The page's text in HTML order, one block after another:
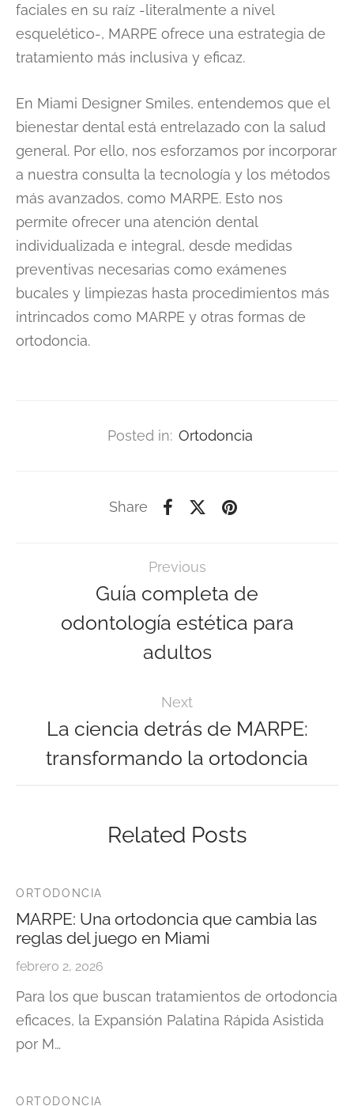
faciales en su raíz -literalmente a nivel
esquelético-, MARPE ofrece una estrategia de
tratamiento más inclusiva y eficaz.
En Miami Designer Smiles, entendemos que el
bienestar dental está entrelazado con la salud
general. Por ello, nos esforzamos por incorporar
a nuestra consulta la tecnología y los métodos
más avanzados, como MARPE. Esto nos
permite ofrecer una atención dental
individualizada e integral, desde medidas
preventivas necesarias como exámenes
bucales y limpiezas hasta procedimientos más
intrincados como MARPE y otras formas de
ortodoncia.
Posted in: Ortodoncia
Share
Previous
Guía completa de
odontología estética para
adultos
Next
La ciencia detrás de MARPE:
transformando la ortodoncia
Related Posts
ORTODONCIA
MARPE: Una ortodoncia que cambia las
reglas del juego en Miami
febrero 2, 2026
Para los que buscan tratamientos de ortodoncia
eficaces, la Expansión Palatina Rápida Asistida
por M…
ORTODONCIA